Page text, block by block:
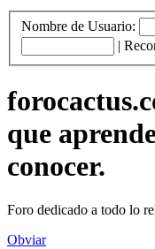
Nombre de Usuario:
|
que
conocer.
Foro dedicado a todo lo
Obviar